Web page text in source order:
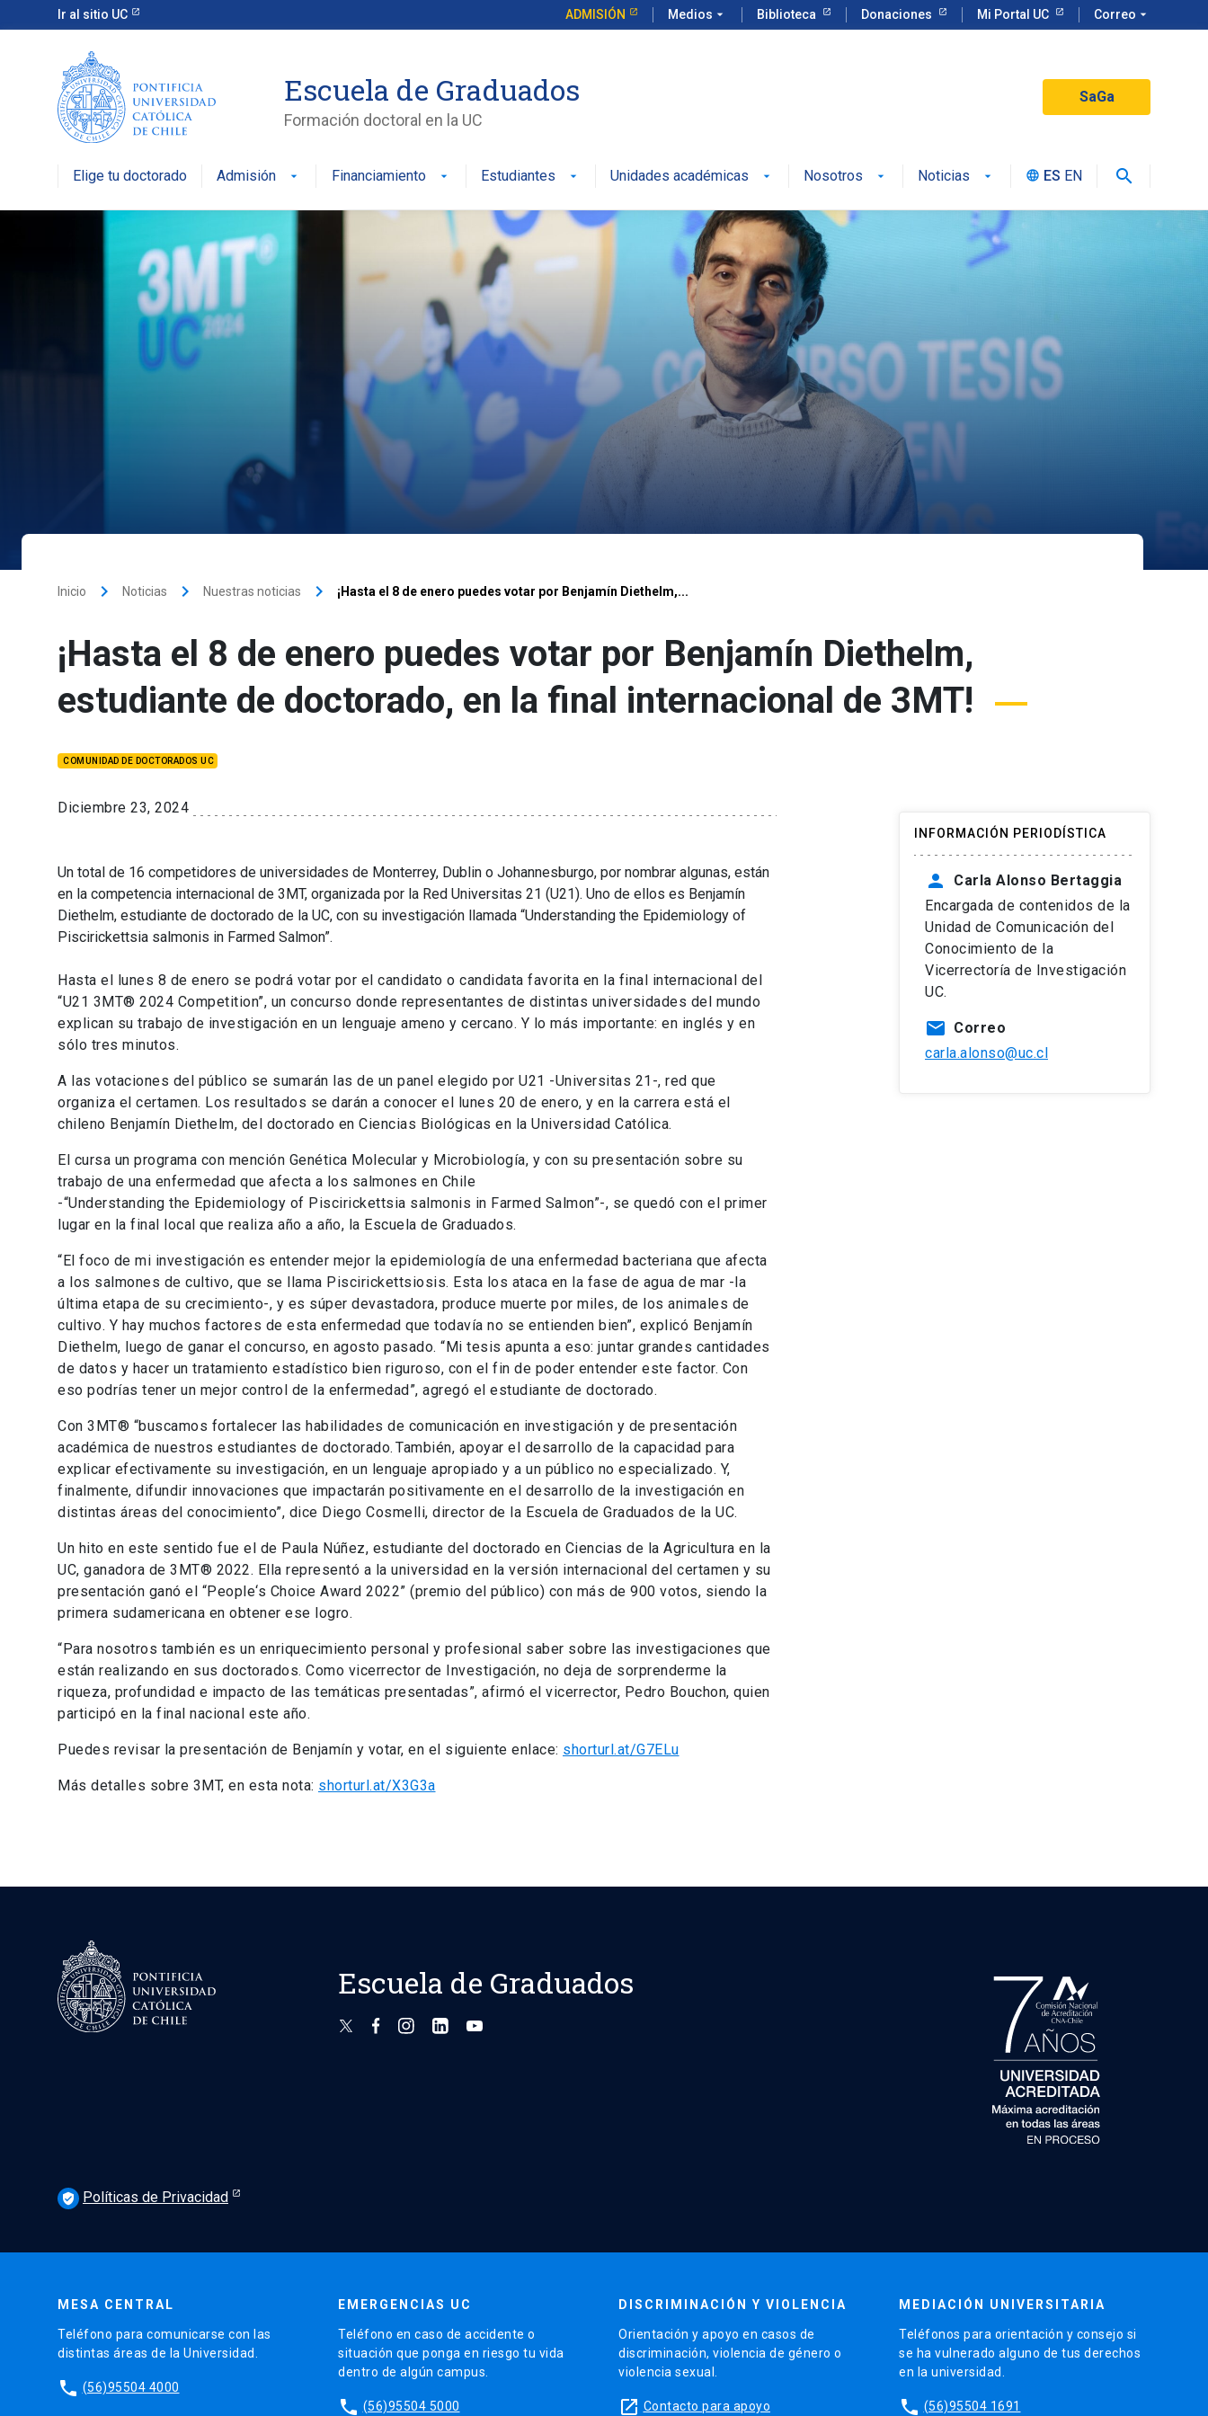
Ir al sitio UC ADMISIÓN Medios arrow_drop_down Biblioteca Donaciones Mi Portal UC Correo arrow_drop_down
Escuela de Graduados
Formación doctoral en la UC
SaGa
Elige tu doctorado Admisión Financiamiento Estudiantes Unidades académicas Nosotros Noticias language ES EN search
Inicio keyboard_arrow_right Noticias keyboard_arrow_right Nuestras noticias keyboard_arrow_right ¡Hasta el 8 de enero puedes votar por Benjamín Diethelm,...
¡Hasta el 8 de enero puedes votar por Benjamín Diethelm,
estudiante de doctorado, en la final internacional de 3MT!
COMUNIDAD DE DOCTORADOS UC
Diciembre 23, 2024
Un total de 16 competidores de universidades de Monterrey, Dublin o Johannesburgo, por nombrar algunas, están
en la competencia internacional de 3MT, organizada por la Red Universitas 21 (U21). Uno de ellos es Benjamín
Diethelm, estudiante de doctorado de la UC, con su investigación llamada “Understanding the Epidemiology of
Piscirickettsia salmonis in Farmed Salmon”.
Hasta el lunes 8 de enero se podrá votar por el candidato o candidata favorita en la final internacional del
“U21 3MT® 2024 Competition”, un concurso donde representantes de distintas universidades del mundo
explican su trabajo de investigación en un lenguaje ameno y cercano. Y lo más importante: en inglés y en
sólo tres minutos.
A las votaciones del público se sumarán las de un panel elegido por U21 -Universitas 21-, red que
organiza el certamen. Los resultados se darán a conocer el lunes 20 de enero, y en la carrera está el
chileno Benjamín Diethelm, del doctorado en Ciencias Biológicas en la Universidad Católica.
El cursa un programa con mención Genética Molecular y Microbiología, y con su presentación sobre su
trabajo de una enfermedad que afecta a los salmones en Chile
-“Understanding the Epidemiology of Piscirickettsia salmonis in Farmed Salmon”-, se quedó con el primer
lugar en la final local que realiza año a año, la Escuela de Graduados.
“El foco de mi investigación es entender mejor la epidemiología de una enfermedad bacteriana que afecta
a los salmones de cultivo, que se llama Piscirickettsiosis. Esta los ataca en la fase de agua de mar -la
última etapa de su crecimiento-, y es súper devastadora, produce muerte por miles, de los animales de
cultivo. Y hay muchos factores de esta enfermedad que todavía no se entienden bien”, explicó Benjamín
Diethelm, luego de ganar el concurso, en agosto pasado. “Mi tesis apunta a eso: juntar grandes cantidades
de datos y hacer un tratamiento estadístico bien riguroso, con el fin de poder entender este factor. Con
eso podrías tener un mejor control de la enfermedad”, agregó el estudiante de doctorado.
Con 3MT® “buscamos fortalecer las habilidades de comunicación en investigación y de presentación
académica de nuestros estudiantes de doctorado. También, apoyar el desarrollo de la capacidad para
explicar efectivamente su investigación, en un lenguaje apropiado y a un público no especializado. Y,
finalmente, difundir innovaciones que impactarán positivamente en el desarrollo de la investigación en
distintas áreas del conocimiento”, dice Diego Cosmelli, director de la Escuela de Graduados de la UC.
Un hito en este sentido fue el de Paula Núñez, estudiante del doctorado en Ciencias de la Agricultura en la
UC, ganadora de 3MT® 2022. Ella representó a la universidad en la versión internacional del certamen y su
presentación ganó el “People‘s Choice Award 2022” (premio del público) con más de 900 votos, siendo la
primera sudamericana en obtener ese logro.
“Para nosotros también es un enriquecimiento personal y profesional saber sobre las investigaciones que
están realizando en sus doctorados. Como vicerrector de Investigación, no deja de sorprenderme la
riqueza, profundidad e impacto de las temáticas presentadas”, afirmó el vicerrector, Pedro Bouchon, quien
participó en la final nacional este año.
Puedes revisar la presentación de Benjamín y votar, en el siguiente enlace: shorturl.at/G7ELu
Más detalles sobre 3MT, en esta nota: shorturl.at/X3G3a
INFORMACIÓN PERIODÍSTICA
person
Carla Alonso Bertaggia
Encargada de contenidos de la
Unidad de Comunicación del
Conocimiento de la
Vicerrectoría de Investigación
UC.
mail Correo
carla.alonso@uc.cl
Escuela de Graduados
verified_user Políticas de Privacidad
MESA CENTRAL
Teléfono para comunicarse con las
distintas áreas de la Universidad.
phone (56)95504 4000
EMERGENCIAS UC
Teléfono en caso de accidente o
situación que ponga en riesgo tu vida
dentro de algún campus.
phone (56)95504 5000
DISCRIMINACIÓN Y VIOLENCIA
Orientación y apoyo en casos de
discriminación, violencia de género o
violencia sexual.
launch Contacto para apoyo
MEDIACIÓN UNIVERSITARIA
Teléfonos para orientación y consejo si
se ha vulnerado alguno de tus derechos
en la universidad.
phone (56)95504 1691